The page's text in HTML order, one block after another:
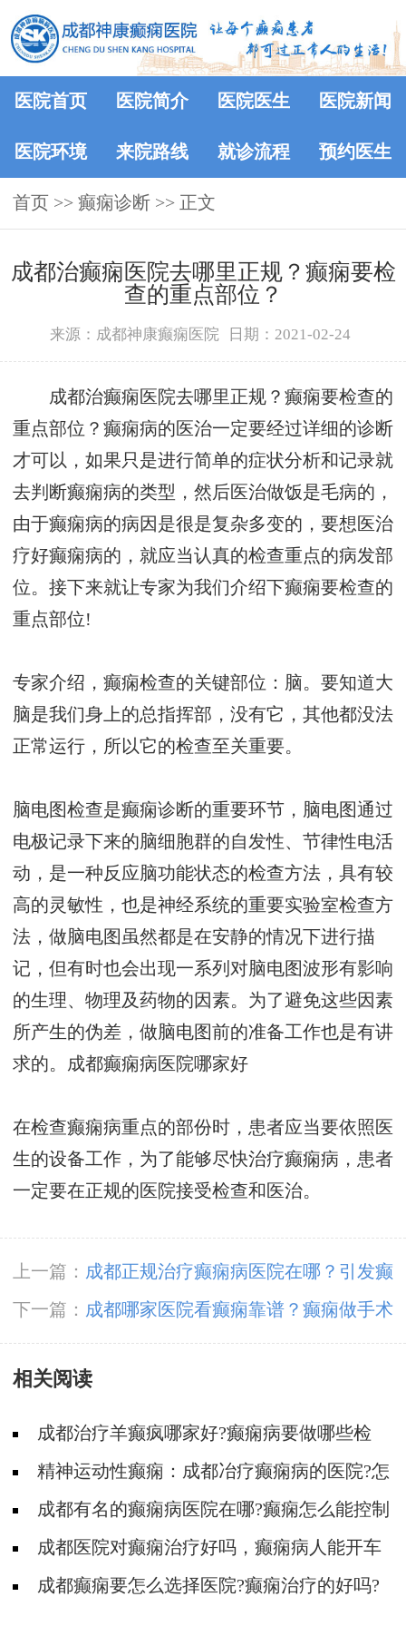
医院首页 医院简介 医院医生 医院新闻
医院环境 来院路线 就诊流程 预约医生
首页 >> 癫痫诊断 >> 正文
​成都治癫痫医院去哪里正规？癫痫要检
查的重点部位？
来源：成都神康癫痫医院 日期：2021-02-24
成都治癫痫医院去哪里正规？癫痫要检查的
重点部位？癫痫病的医治一定要经过详细的诊断
才可以，如果只是进行简单的症状分析和记录就
去判断癫痫病的类型，然后医治做饭是毛病的，
由于癫痫病的病因是很是复杂多变的，要想医治
疗好癫痫病的，就应当认真的检查重点的病发部
位。接下来就让专家为我们介绍下癫痫要检查的
重点部位!
专家介绍，癫痫检查的关键部位：脑。要知道大
脑是我们身上的总指挥部，没有它，其他都没法
正常运行，所以它的检查至关重要。
脑电图检查是癫痫诊断的重要环节，脑电图通过
电极记录下来的脑细胞群的自发性、节律性电活
动，是一种反应脑功能状态的检查方法，具有较
高的灵敏性，也是神经系统的重要实验室检查方
法，做脑电图虽然都是在安静的情况下进行描
记，但有时也会出现一系列对脑电图波形有影响
的生理、物理及药物的因素。为了避免这些因素
所产生的伪差，做脑电图前的准备工作也是有讲
求的。 成都癫痫病医院哪家好
在检查癫痫病重点的部份时，患者应当要依照医
生的设备工作，为了能够尽快治疗癫痫病，患者
一定要在正规的医院接受检查和医治。
上一篇： ​成都正规治疗癫痫病医院在哪？引发癫
痫的起因是什幺?
下一篇： ​成都哪家医院看癫痫靠谱？癫痫做手术
真的能治疗好吗？
相关阅读
成都治疗羊癫疯哪家好?癫痫病要做哪些检
查?精神运动性癫痫：成都冶疗癫痫病的医院?怎
么区分癫痫类型
​成都有名的癫痫病医院在哪?癫痫怎么能控制
住?​成都医院对癫痫治疗好吗，癫痫病人能开车
吗?​成都癫痫要怎么选择医院?癫痫治疗的好吗?